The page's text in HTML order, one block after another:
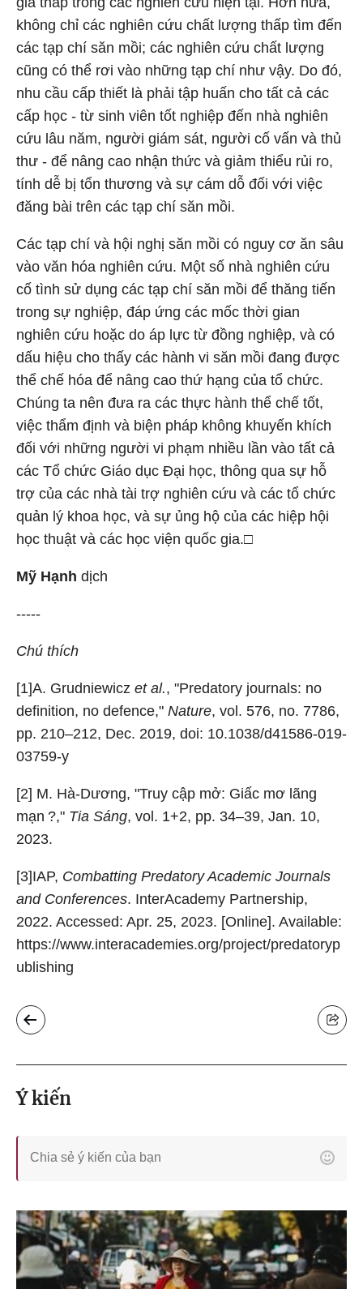
không chỉ các nghiên cứu chất lượng thấp tìm đến
các tạp chí săn mồi; các nghiên cứu chất lượng
cũng có thể rơi vào những tạp chí như vậy. Do đó,
nhu cầu cấp thiết là phải tập huấn cho tất cả các
cấp học - từ sinh viên tốt nghiệp đến nhà nghiên
cứu lâu năm, người giám sát, người cố vấn và thủ
thư - để nâng cao nhận thức và giảm thiểu rủi ro,
tính dễ bị tổn thương và sự cám dỗ đối với việc
đăng bài trên các tạp chí săn mồi.
Các tạp chí và hội nghị săn mồi có nguy cơ ăn sâu
vào văn hóa nghiên cứu. Một số nhà nghiên cứu
cố tình sử dụng các tạp chí săn mồi để thăng tiến
trong sự nghiệp, đáp ứng các mốc thời gian
nghiên cứu hoặc do áp lực từ đồng nghiệp, và có
dấu hiệu cho thấy các hành vi săn mồi đang được
thể chế hóa để nâng cao thứ hạng của tổ chức.
Chúng ta nên đưa ra các thực hành thể chế tốt,
việc thẩm định và biện pháp không khuyến khích
đối với những người vi phạm nhiều lần vào tất cả
các Tổ chức Giáo dục Đại học, thông qua sự hỗ
trợ của các nhà tài trợ nghiên cứu và các tổ chức
quản lý khoa học, và sự ủng hộ của các hiệp hội
học thuật và các học viện quốc gia.□
Mỹ Hạnh dịch
-----
Chú thích
[1]A. Grudniewicz et al., "Predatory journals: no
definition, no defence," Nature, vol. 576, no. 7786,
pp. 210–212, Dec. 2019, doi: 10.1038/d41586-019-
03759-y
[2] M. Hà-Dương, "Truy cập mở: Giấc mơ lãng
mạn ?," Tia Sáng, vol. 1+2, pp. 34–39, Jan. 10,
2023.
[3]IAP, Combatting Predatory Academic Journals
and Conferences. InterAcademy Partnership,
2022. Accessed: Apr. 25, 2023. [Online]. Available:
https://www.interacademies.org/project/predatoryp
ublishing
Ý kiến